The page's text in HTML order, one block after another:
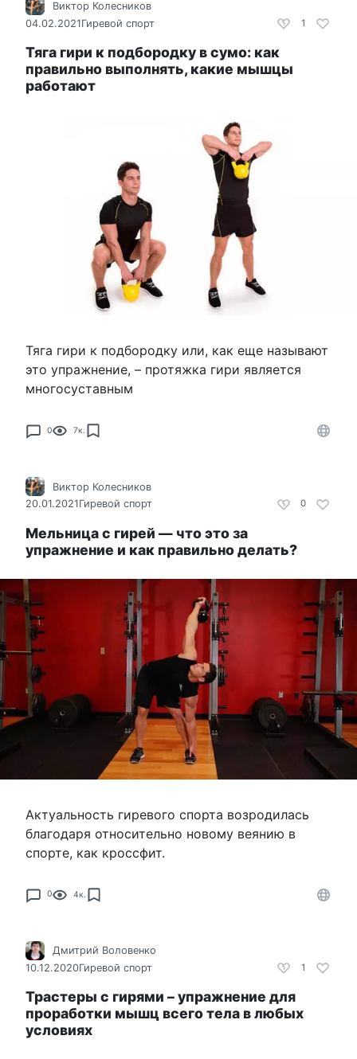
1
Виктор Колесников
04.02.2021Гиревой спорт
Тяга гири к подбородку в сумо: как
правильно выполнять, какие мышцы
работают
Тяга гири к подбородку или, как еще называют
это упражнение, – протяжка гири является
многосуставным
0 7к.
0
Виктор Колесников
20.01.2021Гиревой спорт
Мельница с гирей — что это за
упражнение и как правильно делать?
Актуальность гиревого спорта возродилась
благодаря относительно новому веянию в
спорте, как кроссфит.
0 4к.
1
Дмитрий Воловенко
10.12.2020Гиревой спорт
Трастеры с гирями – упражнение для
проработки мышц всего тела в любых
условиях